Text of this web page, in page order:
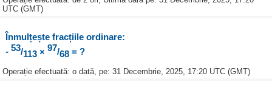
UTC (GMT)
Înmulțește fracțiile ordinare:
- 53/113× 97/68= ?
Operație efectuată: o dată, pe: 31 Decembrie, 2025, 17:20 UTC (GMT)